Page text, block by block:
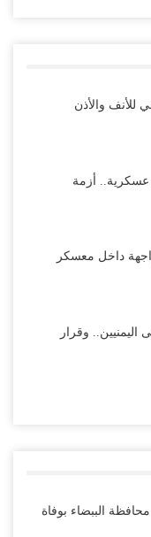
“مكافحة الإرهاب”
مع فصائل سعودية
القبائل تستنفر و”درع
والإصلاح يصعّد
للأنف والأذن
عسكرية.. أزمة
داخل معسكر
اليمنيين.. وقرار
الببضاء بوفاة